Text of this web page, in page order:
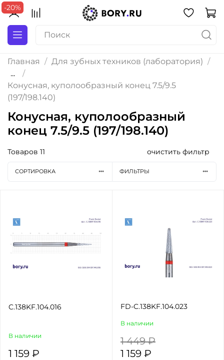
Главная
Для зубных техников (лаборатория)
...
Конусная, куполообразный конец 7.5/9.5
(197/198.140)
Конусная, куполообразный
конец 7.5/9.5 (197/198.140)
Товаров 11 очистить фильтр
СОРТИРОВКА ФИЛЬТРЫ
C.138KF.104.016
В наличии
1 159 ₽
-20%
FD-C.138KF.104.023
В наличии
1 449 ₽
1 159 ₽